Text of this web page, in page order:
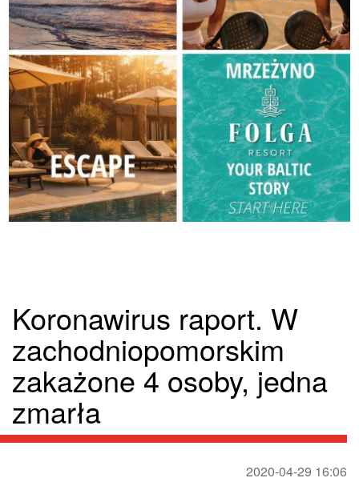
Koronawirus raport. W
zachodniopomorskim
zakażone 4 osoby, jedna
zmarła
2020-04-29 16:06